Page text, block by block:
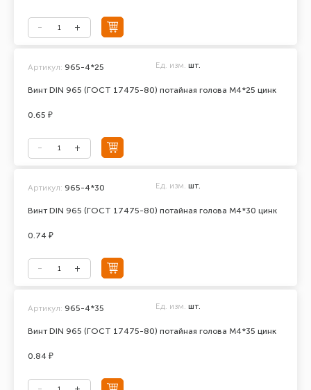
Винт DIN 965 (ГОСТ 17475-80) потайная голова М4*25 цинк
Артикул: 965-4*25 Ед. изм. шт.
0.65 ₽
Винт DIN 965 (ГОСТ 17475-80) потайная голова М4*30 цинк
Артикул: 965-4*30 Ед. изм. шт.
0.74 ₽
Винт DIN 965 (ГОСТ 17475-80) потайная голова М4*35 цинк
Артикул: 965-4*35 Ед. изм. шт.
0.84 ₽